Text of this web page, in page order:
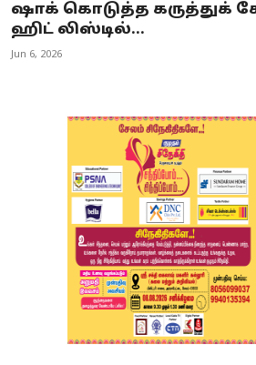
ஷாக் கொடுத்த கருத்துக்
ஹிட் லிஸ்டில்...
Jun 6, 2026